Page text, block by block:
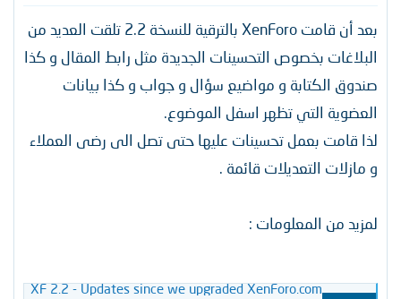
بعد أن قامت XenForo بالترقية للنسخة 2.2 تلقت العديد من
البلاغات بخصوص التحسينات الجديدة مثل رابط المقال و كذا
صندوق الكتابة و مواضيع سؤال و جواب و كذا بيانات
العضوية التي تظهر اسفل الموضوع.
لذا قامت بعمل تحسينات عليها حتى تصل الى رضى العملاء
و مازلات التعديلات قائمة .
لمزيد من المعلومات :
XF 2.2 - Updates since we upgraded XenForo.com